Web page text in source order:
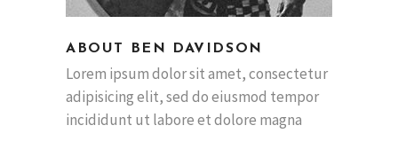
ABOUT BEN DAVIDSON
Lorem ipsum dolor sit amet, consectetur
adipisicing elit, sed do eiusmod tempor
incididunt ut labore et dolore magna